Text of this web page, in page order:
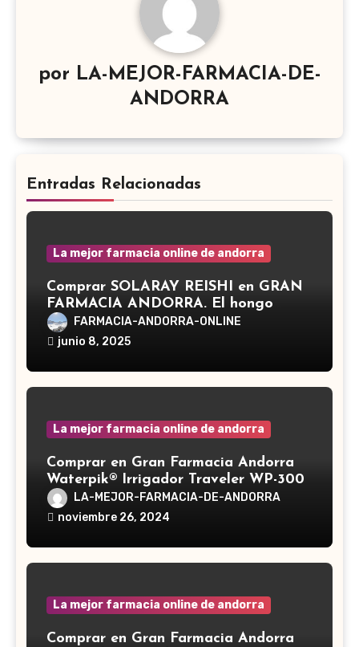
por LA-MEJOR-FARMACIA-DE-
ANDORRA
Entradas Relacionadas
La mejor farmacia online de andorra
Comprar SOLARAY REISHI en GRAN
FARMACIA ANDORRA. El hongo
Reishi, cuyo nombre científico es
Ganoderma lucidum, es un hongo
en la medicina tradicional asiática
FARMACIA-ANDORRA-ONLINE
junio 8, 2025
La mejor farmacia online de andorra
Comprar en Gran Farmacia Andorra
Waterpik® Irrigador Traveler WP-300
LA-MEJOR-FARMACIA-DE-ANDORRA
noviembre 26, 2024
La mejor farmacia online de andorra
Comprar en Gran Farmacia Andorra